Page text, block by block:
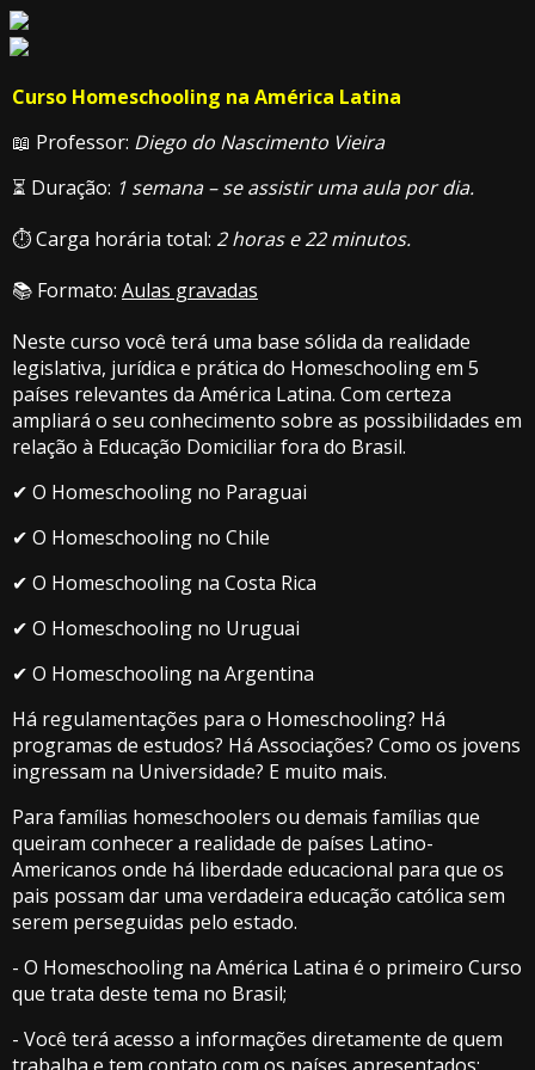
Curso Homeschooling na América Latina
📖 Professor: Diego do Nascimento Vieira
⏳ Duração: 1 semana – se assistir uma aula por dia.
⏱ Carga horária total: 2 horas e 22 minutos.
📚 Formato: Aulas gravadas
Neste curso você terá uma base sólida da realidade
legislativa, jurídica e prática do Homeschooling em 5
países relevantes da América Latina. Com certeza
ampliará o seu conhecimento sobre as possibilidades em
relação à Educação Domiciliar fora do Brasil.
✔ O Homeschooling no Paraguai
✔ O Homeschooling no Chile
✔ O Homeschooling na Costa Rica
✔ O Homeschooling no Uruguai
✔ O Homeschooling na Argentina
Há regulamentações para o Homeschooling? Há
programas de estudos? Há Associações? Como os jovens
ingressam na Universidade? E muito mais.
Para famílias homeschoolers ou demais famílias que
queiram conhecer a realidade de países Latino-
Americanos onde há liberdade educacional para que os
pais possam dar uma verdadeira educação católica sem
serem perseguidas pelo estado.
- O Homeschooling na América Latina é o primeiro Curso
que trata deste tema no Brasil;
- Você terá acesso a informações diretamente de quem